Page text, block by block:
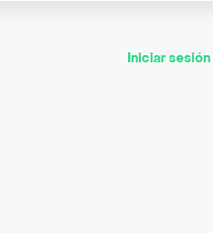
Iniciar sesión